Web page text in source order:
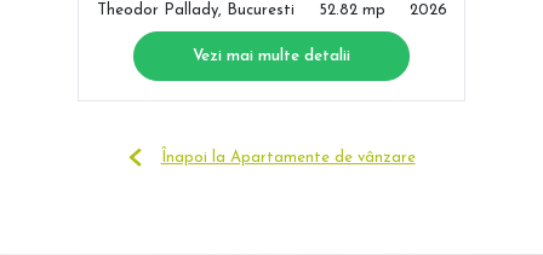
Theodor Pallady, Bucuresti 52.82 mp 2026
Vezi mai multe detalii
Înapoi la Apartamente de vânzare